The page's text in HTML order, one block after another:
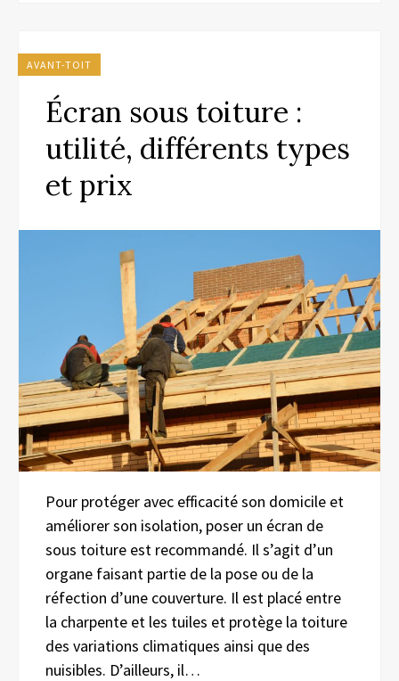
AVANT-TOIT
Écran sous toiture :
utilité, différents types
et prix
Pour protéger avec efficacité son domicile et
améliorer son isolation, poser un écran de
sous toiture est recommandé. Il s’agit d’un
organe faisant partie de la pose ou de la
réfection d’une couverture. Il est placé entre
la charpente et les tuiles et protège la toiture
des variations climatiques ainsi que des
nuisibles. D’ailleurs, il…